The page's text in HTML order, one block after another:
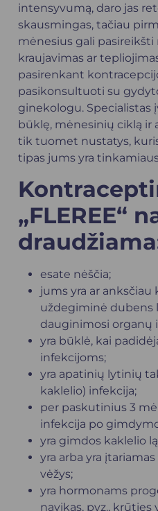
intensyvumą, daro jas
skausmingas, tačiau
mėnesius gali
kraujavimas ar
pasirenkant
pasikonsultuoti su
ginekologu. Specialistas
būklę, mėnesinių ciklą ir
tik tuomet nustatys,
tipas jums yra
„FLEREE“
esate nėščia;
jums yra ar
uždegiminė dubens
dauginimosi organų
yra būklė, kai
infekcijoms;
yra apatinių lytinių
kaklelio) infekcija;
per paskutinius 3
infekcija po
yra gimdos kaklelio
yra arba yra
vėžys;
yra hormonams
navikas, pvz., krūties